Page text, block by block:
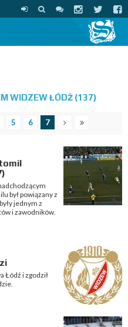
WIDZEW ŁÓDŹ (137)
5 6 7
był powiązany z
jednym z
i zawodników.
Łódź i zgodził